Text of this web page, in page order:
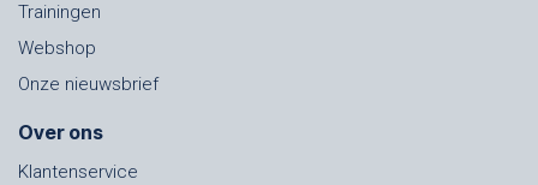
Trainingen
Webshop
Onze nieuwsbrief
Over ons
Klantenservice